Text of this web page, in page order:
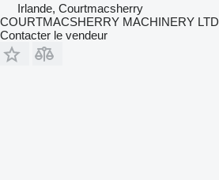
Irlande, Courtmacsherry
COURTMACSHERRY MACHINERY LTD
Contacter le vendeur